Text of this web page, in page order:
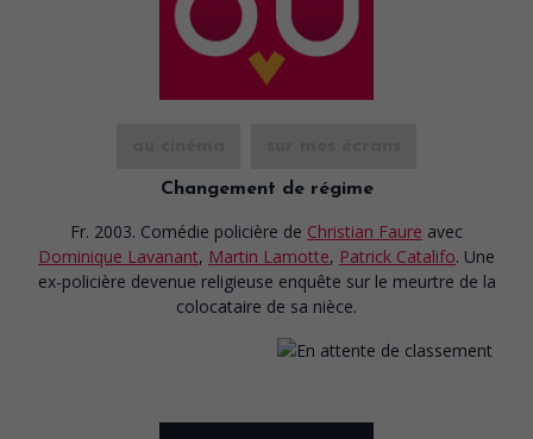
Changement de régime
Fr. 2003. Comédie policière de Christian Faure avec
Dominique Lavanant, Martin Lamotte, Patrick Catalifo. Une
ex-policière devenue religieuse enquête sur le meurtre de la
colocataire de sa nièce.